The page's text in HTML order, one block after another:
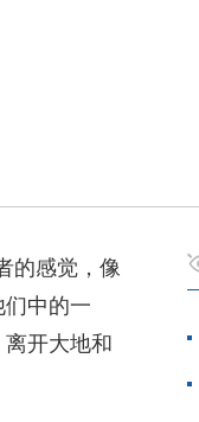
的感觉，像
们中的一
开大地和